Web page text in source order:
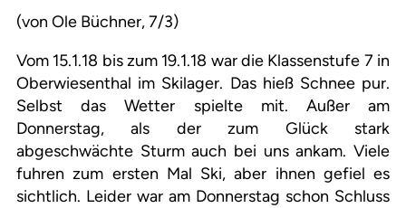
(von Ole Büchner, 7/3)
Vom 15.1.18 bis zum 19.1.18 war die Klassenstufe 7 in
Oberwiesenthal im Skilager. Das hieß Schnee pur.
Selbst das Wetter spielte mit. Außer am
Donnerstag, als der zum Glück stark
abgeschwächte Sturm auch bei uns ankam. Viele
fuhren zum ersten Mal Ski, aber ihnen gefiel es
sichtlich. Leider war am Donnerstag schon Schluss